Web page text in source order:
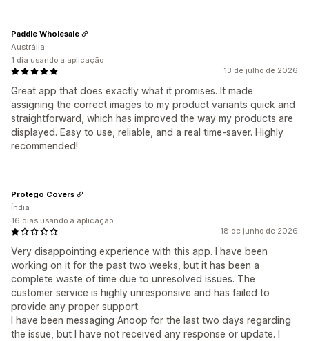
13 de julho de 2026
Great app that does exactly what it promises. It made
assigning the correct images to my product variants quick and
straightforward, which has improved the way my products are
displayed. Easy to use, reliable, and a real time-saver. Highly
recommended!
Paddle Wholesale
Austrália
1 dia usando a aplicação
18 de junho de 2026
Very disappointing experience with this app. I have been
working on it for the past two weeks, but it has been a
complete waste of time due to unresolved issues. The
customer service is highly unresponsive and has failed to
provide any proper support.
I have been messaging Anoop for the last two days regarding
the issue, but I have not received any response or update. I
Protego Covers
Índia
16 dias usando a aplicação